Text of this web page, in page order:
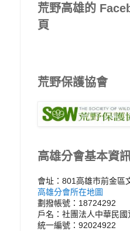
荒野高雄的
頁
荒野保護協會
高雄分會基本資
會址：801高雄市前金區
高雄分會所在地圖
劃撥帳號：18724292
戶名：社團法人中華民
統一編號：92024922